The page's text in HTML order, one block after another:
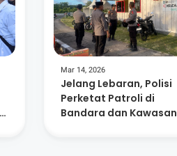
Mar 14, 2026
Jelang Lebaran, Polisi
Perketat Patroli di
Bandara dan Kawasan